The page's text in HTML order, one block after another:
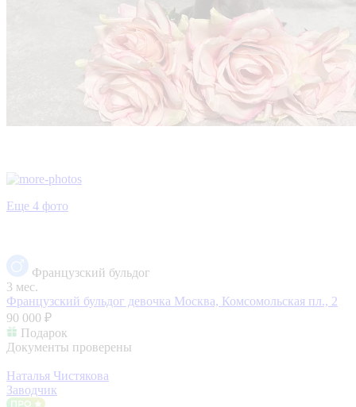
Еще 4 фото
Французский бульдог
3 мес.
Французский бульдог девочка Москва, Комсомольская пл., 2
90 000 ₽
Подарок
Документы проверены
Наталья Чистякова
Заводчик